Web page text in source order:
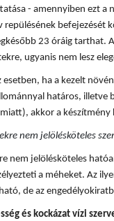
- amennyiben ezt a
repülésének befejezését
23 óráig tarthat.
ugyanis nem lesz
esetben, ha a kezelt
határos, illetve
akkor a
nem jelölésköteles
nem jelölésköteles
a méheket. Az
de az
és kockázat vízi